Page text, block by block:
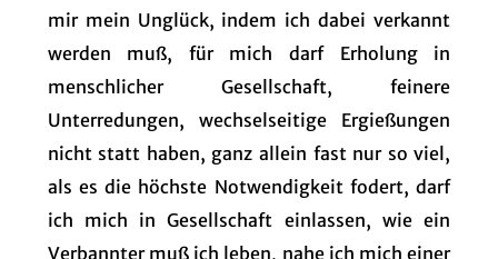
mir mein Unglück, indem ich dabei verkannt
werden muß, für mich darf Erholung in
menschlicher Gesellschaft, feinere
Unterredungen, wechselseitige Ergießungen
nicht statt haben, ganz allein fast nur so viel,
als es die höchste Notwendigkeit fodert, darf
ich mich in Gesellschaft einlassen, wie ein
Verbannter muß ich leben, nahe ich mich einer